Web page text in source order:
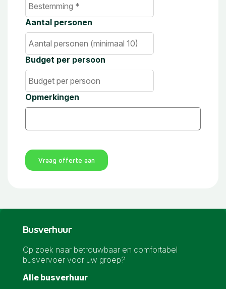
Aantal personen
Budget per persoon
Opmerkingen
Vraag offerte aan
Busverhuur
Op zoek naar betrouwbaar en comfortabel
busvervoer voor uw groep?
Alle busverhuur